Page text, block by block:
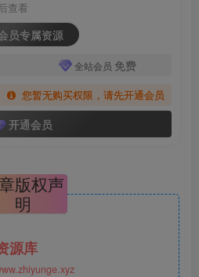
查看
员专属资源
全站会员 免费
您暂无购买权限，请先开通会员
开通会员
版权声
明
源库